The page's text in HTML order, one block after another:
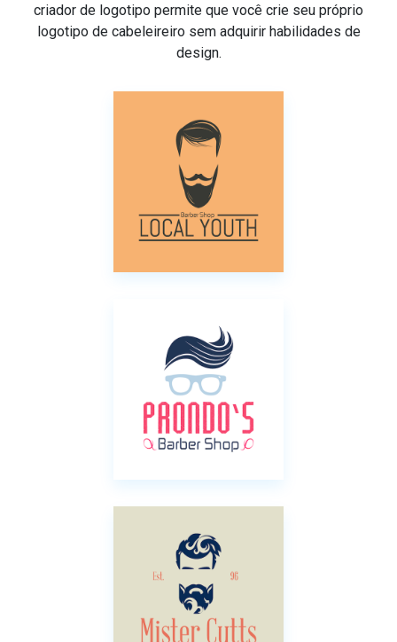
criador de logotipo permite que você crie seu próprio
logotipo de cabeleireiro sem adquirir habilidades de
design.